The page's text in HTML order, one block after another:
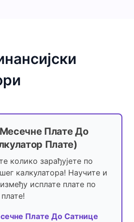
Плате До
Плате)
колико зарађујете по
калкулатора! Научите и
исплате плате по
Плате До Сатнице